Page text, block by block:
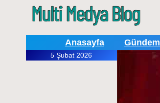
Anasayfa Gündem
5 Şubat 2026